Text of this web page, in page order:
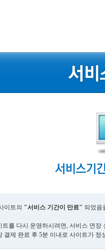
이트의 "서비스 기간이 만료" 되었음
트를 다시 운영하시려면, 서비스 연장
결제 완료 후 5분 이내로 사이트가 정